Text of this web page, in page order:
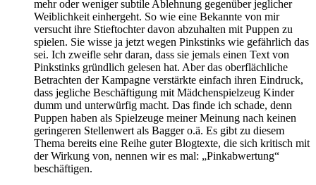
mehr oder weniger subtile Ablehnung gegenüber jeglicher
Weiblichkeit einhergeht. So wie eine Bekannte von mir
versucht ihre Stieftochter davon abzuhalten mit Puppen zu
spielen. Sie wisse ja jetzt wegen Pinkstinks wie gefährlich das
sei. Ich zweifle sehr daran, dass sie jemals einen Text von
Pinkstinks gründlich gelesen hat. Aber das oberflächliche
Betrachten der Kampagne verstärkte einfach ihren Eindruck,
dass jegliche Beschäftigung mit Mädchenspielzeug Kinder
dumm und unterwürfig macht. Das finde ich schade, denn
Puppen haben als Spielzeuge meiner Meinung nach keinen
geringeren Stellenwert als Bagger o.ä. Es gibt zu diesem
Thema bereits eine Reihe guter Blogtexte, die sich kritisch mit
der Wirkung von, nennen wir es mal: „Pinkabwertung“
beschäftigen.